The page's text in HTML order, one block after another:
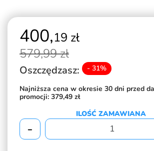
400,19 zł
579,99 zł
Oszczędzasz: - 31%
Najniższa cena w okresie 30 dni przed
promocji: 379,49 zł
ILOŚĆ ZAMAWIANA
-